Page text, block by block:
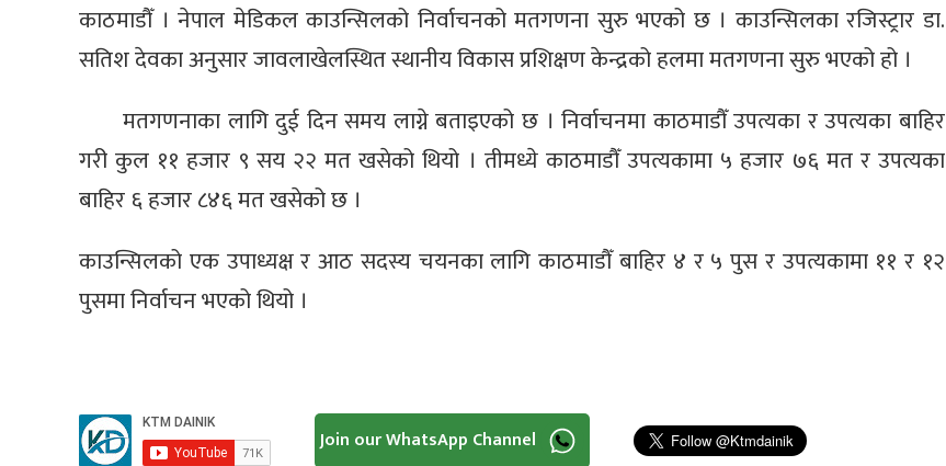
काठमाडौँ । नेपाल मेडिकल काउन्सिलको निर्वाचनको मतगणना सुरु भएको छ । काउन्सिलका रजिस्ट्रार डा.
सतिश देवका अनुसार जावलाखेलस्थित स्थानीय विकास प्रशिक्षण केन्द्रको हलमा मतगणना सुरु भएको हो ।
मतगणनाका लागि दुई दिन समय लाग्ने बताइएको छ । निर्वाचनमा काठमाडौँ उपत्यका र उपत्यका बाहिर
गरी कुल ११ हजार ९ सय २२ मत खसेको थियो । तीमध्ये काठमाडौँ उपत्यकामा ५ हजार ७६ मत र उपत्यका
बाहिर ६ हजार ८४६ मत खसेको छ ।
काउन्सिलको एक उपाध्यक्ष र आठ सदस्य चयनका लागि काठमाडौँ बाहिर ४ र ५ पुस र उपत्यकामा ११ र १२
पुसमा निर्वाचन भएको थियो ।
Join our WhatsApp Channel